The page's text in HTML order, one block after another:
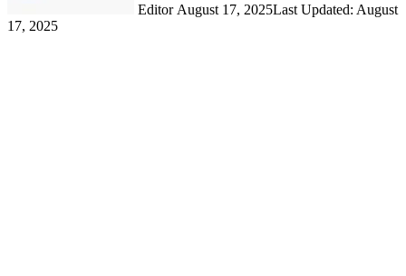
Editor August 17, 2025Last Updated: August
17, 2025